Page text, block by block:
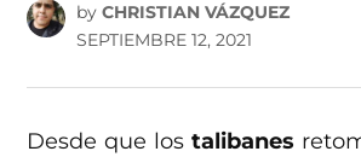
by CHRISTIAN VÁZQUEZ
SEPTIEMBRE 12, 2021
Desde que los talibanes